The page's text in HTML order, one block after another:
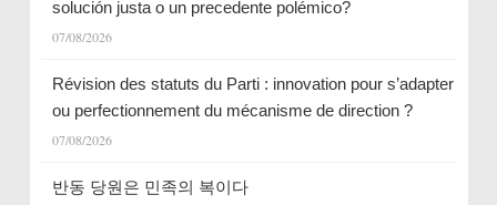
solución justa o un precedente polémico?
07/08/2026
Révision des statuts du Parti : innovation pour s’adapter
ou perfectionnement du mécanisme de direction ?
07/08/2026
반동 당원은 민족의 복이다